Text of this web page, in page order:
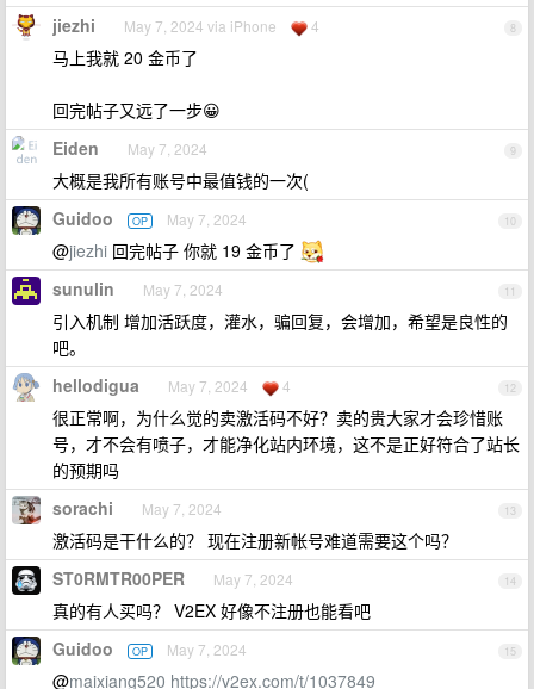
8
jiezhi May 7, 2024 via iPhone 4
马上我就 20 金币了
回完帖子又远了一步😀
9
Eiden May 7, 2024
大概是我所有账号中最值钱的一次(
10
Guidoo OP May 7, 2024
@jiezhi 回完帖子 你就 19 金币了
11
sunulin May 7, 2024
引入机制 增加活跃度，灌水，骗回复，会增加，希望是良性的
吧。
12
hellodigua May 7, 2024 4
很正常啊，为什么觉的卖激活码不好？卖的贵大家才会珍惜账
号，才不会有喷子，才能净化站内环境，这不是正好符合了站长
的预期吗
13
sorachi May 7, 2024
激活码是干什么的？ 现在注册新帐号难道需要这个吗？
14
ST0RMTR00PER May 7, 2024
真的有人买吗？ V2EX 好像不注册也能看吧
15
Guidoo OP May 7, 2024
@maixiang520 https://v2ex.com/t/1037849